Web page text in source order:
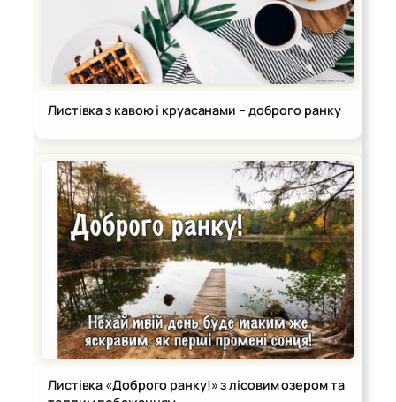
Листівка з кавою і круасанами – доброго ранку
Листівка «Доброго ранку!» з лісовим озером та